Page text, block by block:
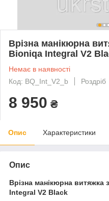
Врізна манікюрна
Bioniqa Integral V2
Немає в наявності
Код: BQ_Int_V2_b
Роздріб
8 950 ₴
Опис Характеристики
Опис
Врізна манікюрна витяжка
Integral V2 Black